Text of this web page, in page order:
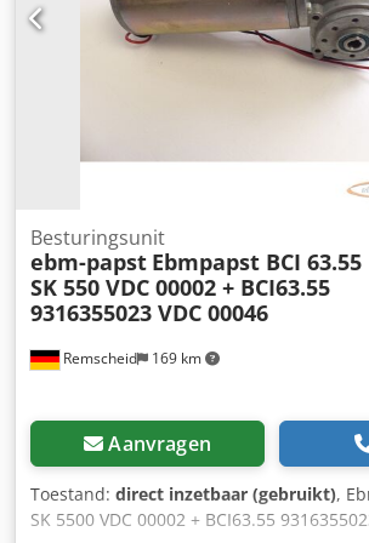
Gewicht: 12 kg/stuk
Remscheid 169 km
Besturingsunit
ebm-papst Ebmpapst BCI 63.55
SK 550 VDC 00002 + BCI63.55
9316355023 VDC 00046
Aanvragen
Toestand: direct inzetbaar (gebruikt),
SK 5500 VDC 00002 + BCI63.55